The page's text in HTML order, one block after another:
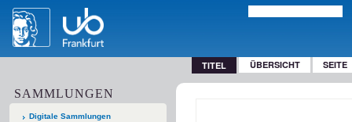
TITEL ÜBERSICHT SEITE
SAMMLUNGEN
Digitale Sammlungen